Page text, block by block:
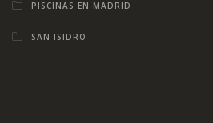
PISCINAS EN MADRID
SAN ISIDRO